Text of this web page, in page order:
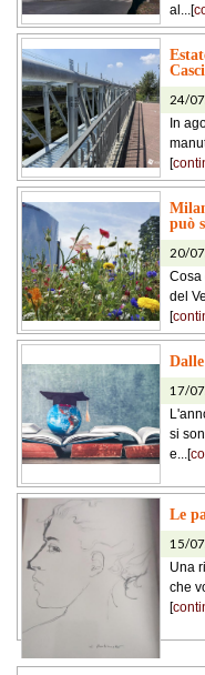
al...[
24/
In
[
può
20/
Cosa
del
[
17/
si
e...[
Le
15/
Una
che
[